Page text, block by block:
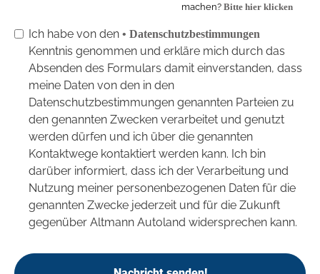
machen? Bitte hier klicken
Ich habe von den • Datenschutzbestimmungen
Kenntnis genommen und erkläre mich durch das
Absenden des Formulars damit einverstanden, dass
meine Daten von den in den
Datenschutzbestimmungen genannten Parteien zu
den genannten Zwecken verarbeitet und genutzt
werden dürfen und ich über die genannten
Kontaktwege kontaktiert werden kann. Ich bin
darüber informiert, dass ich der Verarbeitung und
Nutzung meiner personenbezogenen Daten für die
genannten Zwecke jederzeit und für die Zukunft
gegenüber Altmann Autoland widersprechen kann.